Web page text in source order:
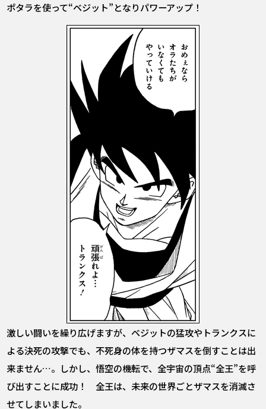
ポタラを使って“ベジット”となりパワーアップ！
激しい闘いを繰り広げますが、ベジットの猛攻やトランクスに
よる決死の攻撃でも、不死身の体を持つザマスを倒すことは出
来ません…。しかし、悟空の機転で、全宇宙の頂点“全王”を呼
び出すことに成功！ 全王は、未来の世界ごとザマスを消滅さ
せてしまいました。